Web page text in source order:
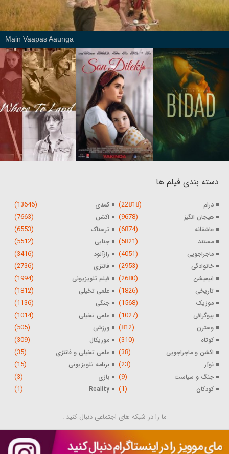
Main Vaapas Aaunga
دسته بندی فیلم ها
درام (22818) کمدی (13646)
هیجان انگیز (9678) اکشن (7663)
عاشقانه (6874) ترسناک (6553)
مستند (5821) جنایی (5512)
ماجراجویی (4051) رازآلود (3416)
خانوادگی (2953) فانتزی (2736)
انیمیشن (2680) فیلم تلویزیونی (1994)
تاریخی (1826) علمی تخیلی (1812)
موزیک (1568) جنگی (1136)
بیوگرافی (1027) علمی تخیلی (1014)
وسترن (812) ورزشی (505)
کوتاه (310) موزیکال (309)
اکشن و ماجراجویی (38) علمی تخیلی و فانتزی (35)
نوآر (23) برنامه تلویزیونی (15)
جنگ و سیاست (9) بازی (3)
کودکان (1)
Reality
(1)
ما را در شبکه های اجتماعی دنبال کنید :